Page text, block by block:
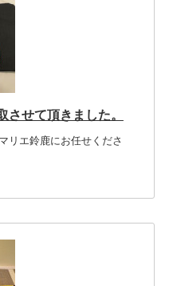
せて頂きました。
リエ鈴鹿にお任せくださ